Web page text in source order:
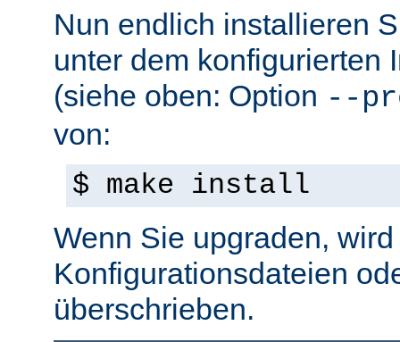
Nun endlich installieren
unter dem konfigurierten
(siehe oben: Option --
von:
$ make install
Wenn Sie upgraden,
Konfigurationsdateien
überschrieben.